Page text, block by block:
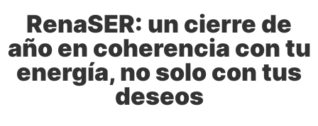
RenaSER: un cierre de
año en coherencia con tu
energía, no solo con tus
deseos